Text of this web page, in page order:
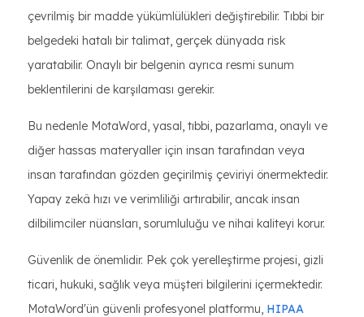
çevrilmiş bir madde yükümlülükleri değiştirebilir. Tıbbi bir
belgedeki hatalı bir talimat, gerçek dünyada risk
yaratabilir. Onaylı bir belgenin ayrıca resmi sunum
beklentilerini de karşılaması gerekir.
Bu nedenle MotaWord, yasal, tıbbi, pazarlama, onaylı ve
diğer hassas materyaller için insan tarafından veya
insan tarafından gözden geçirilmiş çeviriyi önermektedir.
Yapay zekâ hızı ve verimliliği artırabilir, ancak insan
dilbilimciler nüansları, sorumluluğu ve nihai kaliteyi korur.
Güvenlik de önemlidir. Pek çok yerelleştirme projesi, gizli
ticari, hukuki, sağlık veya müşteri bilgilerini içermektedir.
MotaWord'ün güvenli profesyonel platformu, HIPAA